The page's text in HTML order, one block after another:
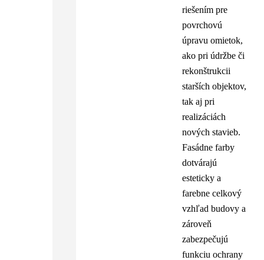
riešením pre
povrchovú
úpravu omietok,
ako pri údržbe či
rekonštrukcii
starších objektov,
tak aj pri
realizáciách
nových stavieb.
Fasádne farby
dotvárajú
esteticky a
farebne celkový
vzhľad budovy a
zároveň
zabezpečujú
funkciu ochrany